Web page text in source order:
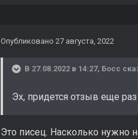
Опубликовано 27 августа, 2022
В 27.08.2022 в 14:27, Босс
Эх, придется отзыв еще
Это писец. Насколько нужно